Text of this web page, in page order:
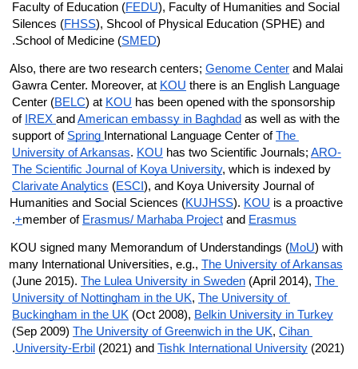
Faculty of Education (FEDU), Faculty of Humanities and Social
Silences (FHSS), Shcool of Physical Education (SPHE) and
School of Medicine (SMED).
Also, there are two research centers; Genome Center and Malai
Gawra Center. Moreover, at KOU there is an English Language
Center (BELC) at KOU has been opened with the sponsorship
of IREX and American embassy in Baghdad as well as with the
support of Spring International Language Center of The
University of Arkansas. KOU has two Scientific Journals; ARO-
The Scientific Journal of Koya University
Clarivate Analytics (ESCI ), and Koya University Journal of
Humanities and Social Sciences (KUJHSS). KOU is a proactive
member of Erasmus/ Marhaba Project and Erasmus+
.
KOU signed many Memorandum of Understandings (MoU) with
many International Universities, e.g., The University of Arkansas
(June 2015). The Lulea University in Sweden (April 2014), The
University of Nottingham in the UK, The University of
Buckingham in the UK (Oct 2008), Belkin University in Turkey
(Sep 2009) The University of Greenwich in the UK, Cihan
University-Erbil (2021) and Tishk International University (2021).